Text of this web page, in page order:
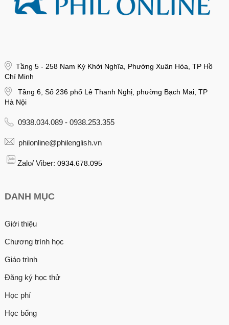
Tầng 5 - 258 Nam Kỳ Khởi Nghĩa, Phường Xuân Hòa, TP Hồ
Chí Minh
Tầng 6, Số 236 phố Lê Thanh Nghị, phường Bạch Mai, TP
Hà Nội
0938.034.089 - 0938.253.355
philonline@philenglish.vn
Zalo/ Viber: 0934.678.095
DANH MỤC
Giới thiệu
Chương trình học
Giáo trình
Đăng ký học thử
Học phí
Học bổng